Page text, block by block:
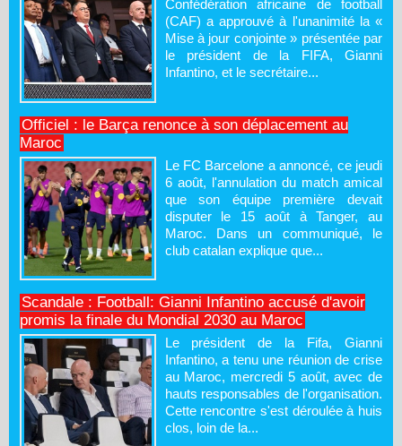
Confédération africaine de football
(CAF) a approuvé à l'unanimité la «
Mise à jour conjointe » présentée par
le président de la FIFA, Gianni
Infantino, et le secrétaire...
Officiel : le Barça renonce à son déplacement au
Maroc
Le FC Barcelone a annoncé, ce jeudi
6 août, l'annulation du match amical
que son équipe première devait
disputer le 15 août à Tanger, au
Maroc. Dans un communiqué, le
club catalan explique que...
Scandale : Football: Gianni Infantino accusé d'avoir
promis la finale du Mondial 2030 au Maroc
Le président de la Fifa, Gianni
Infantino, a tenu une réunion de crise
au Maroc, mercredi 5 août, avec de
hauts responsables de l'organisation.
Cette rencontre s'est déroulée à huis
clos, loin de la...